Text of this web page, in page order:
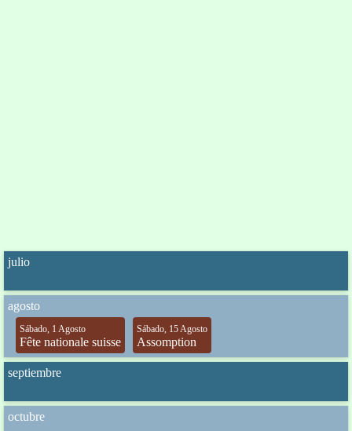
julio
agosto
Sábado, 1 Agosto
Fête nationale suisse
Sábado, 15 Agosto
Assomption
septiembre
octubre